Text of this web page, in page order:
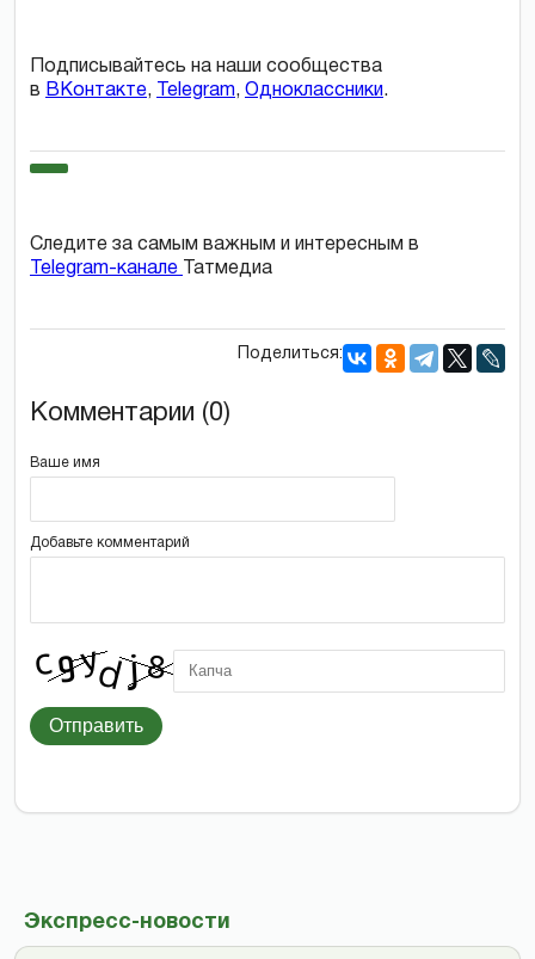
Экспресс-новости
Подписывайтесь на наши сообщества
в ВКонтакте, Telegram, Одноклассники.
Следите за самым важным и интересным в
Telegram-канале
Татмедиа
Поделиться:
Комментарии (0)
Ваше имя
Добавьте комментарий
Отправить